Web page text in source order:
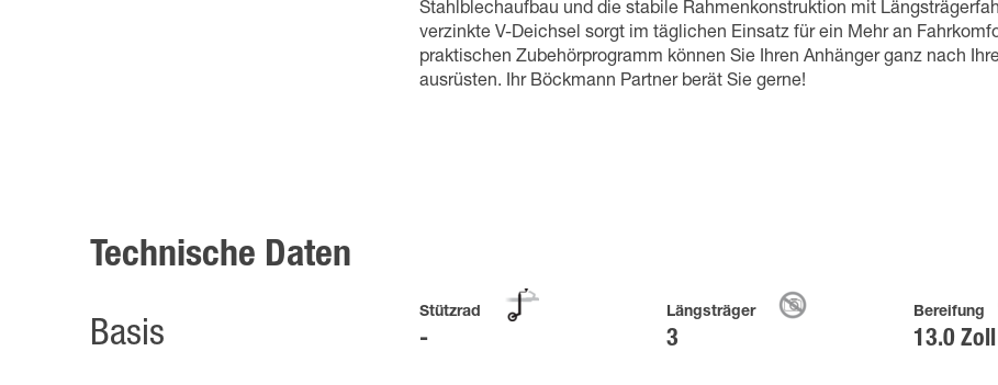
Stahlblechaufbau und die stabile Rahmenkonstruktion mit
verzinkte V-Deichsel sorgt im täglichen Einsatz für ein Mehr an
praktischen Zubehörprogramm können Sie Ihren Anhänger ganz nach
ausrüsten. Ihr Böckmann Partner berät Sie gerne!
Technische Daten
Basis
Stützrad Längsträger
3
Bereifung
13.0 Zoll